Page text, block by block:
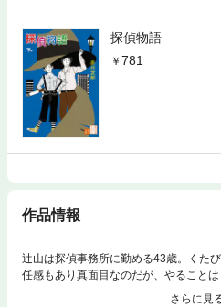
探偵物語
781
作品情報
辻山は探偵事務所に勤める43歳。くた
任感もあり真面目なのだが、やること
なってきた。そんな彼に仕事の依頼が